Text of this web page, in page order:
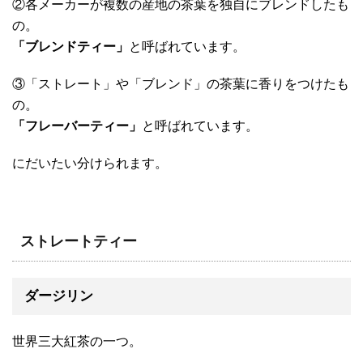
②各メーカーが複数の産地の茶葉を独自にブレンドしたも
の。
「ブレンドティー」 と呼ばれています。
③「ストレート」や「ブレンド」の茶葉に香りをつけたも
の。
「フレーバーティー」 と呼ばれています。
にだいたい分けられます。
ストレートティー
ダージリン
世界三大紅茶の一つ。